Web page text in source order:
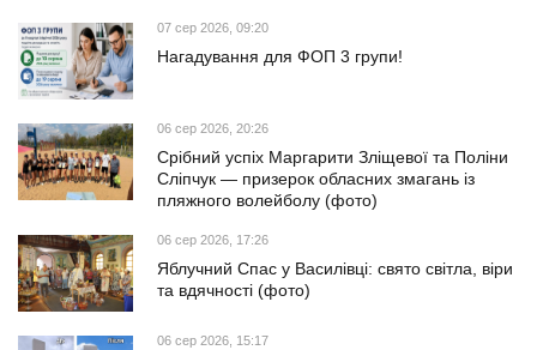
07 сер 2026, 09:20
Нагадування для ФОП 3 групи!
06 сер 2026, 20:26
Срібний успіх Маргарити Зліщевої та Поліни
Сліпчук — призерок обласних змагань із
пляжного волейболу (фото)
06 сер 2026, 17:26
Яблучний Спас у Василівці: свято світла, віри
та вдячності (фото)
06 сер 2026, 15:17